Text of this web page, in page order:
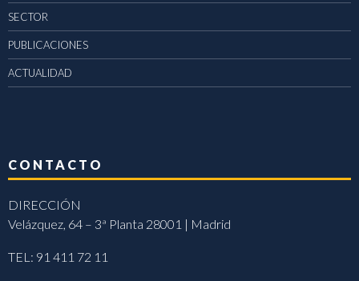
SECTOR
PUBLICACIONES
ACTUALIDAD
CONTACTO
DIRECCIÓN
Velázquez, 64 – 3ª Planta 28001 | Madrid
TEL: 91 411 72 11